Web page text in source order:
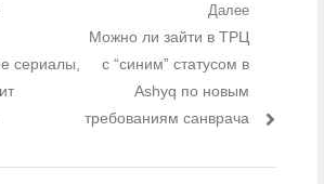
по записям
сериалы,
Далее
Следующий пост:
Можно ли зайти в ТРЦ
с “синим” статусом в
Ashyq по новым
требованиям санврача